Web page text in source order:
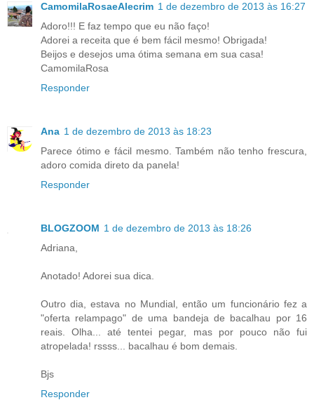
CamomilaRosaeAlecrim 1 de dezembro de 2013 às 16:27
Adoro!!! E faz tempo que eu não faço!
Adorei a receita que é bem fácil mesmo! Obrigada!
Beijos e desejos uma ótima semana em sua casa!
CamomilaRosa
Responder
Ana 1 de dezembro de 2013 às 18:23
Parece ótimo e fácil mesmo. Também não tenho frescura,
adoro comida direto da panela!
Responder
BLOGZOOM 1 de dezembro de 2013 às 18:26
Adriana,
Anotado! Adorei sua dica.
Outro dia, estava no Mundial, então um funcionário fez a
"oferta relampago" de uma bandeja de bacalhau por 16
reais. Olha... até tentei pegar, mas por pouco não fui
atropelada! rssss... bacalhau é bom demais.
Bjs
Responder